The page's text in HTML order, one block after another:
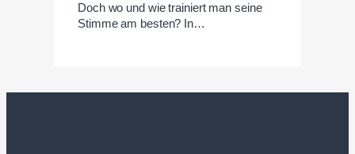
Doch wo und wie trainiert man seine
Stimme am besten? In…